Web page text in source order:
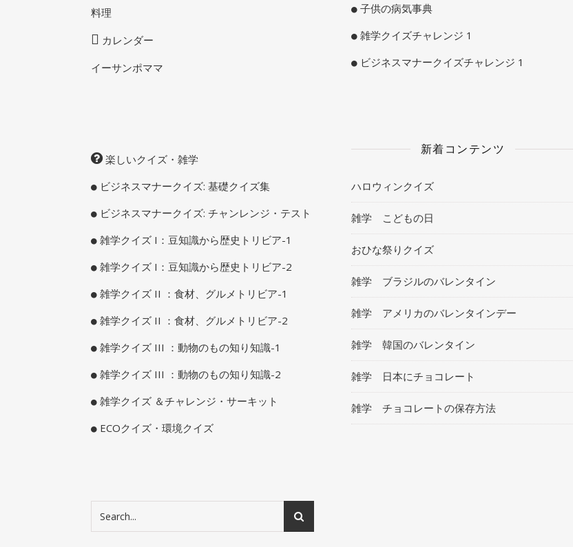
料理
カレンダー
イーサンポママ
子供の病気事典
雑学クイズチャレンジ 1
ビジネスマナークイズチャレンジ 1
楽しいクイズ・雑学
ビジネスマナークイズ: 基礎クイズ集
ビジネスマナークイズ: チャンレンジ・テスト
雑学クイズ I：豆知識から歴史トリビア-1
雑学クイズ I：豆知識から歴史トリビア-2
雑学クイズ II ：食材、グルメトリビア-1
雑学クイズ II ：食材、グルメトリビア-2
雑学クイズ III ：動物のもの知り知識-1
雑学クイズ III ：動物のもの知り知識-2
雑学クイズ ＆チャレンジ・サーキット
ECOクイズ・環境クイズ
新着コンテンツ
ハロウィンクイズ
雑学 こどもの日
おひな祭りクイズ
雑学 ブラジルのバレンタイン
雑学 アメリカのバレンタインデー
雑学 韓国のバレンタイン
雑学 日本にチョコレート
雑学 チョコレートの保存方法